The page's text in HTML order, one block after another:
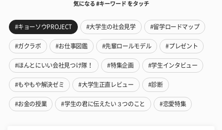
気になる #キーワード をタッチ
#キョーソウPROJECT #大学生の社会見学 #留学ロードマップ
#ガクラボ #お仕事図鑑 #先輩ロールモデル #プレゼント
#ほんとにいい会社見つけ隊！ #特集企画 #学生インタビュー
#もやもや解決ゼミ #大学生正直レビュー #診断
#お金の授業 #学生の君に伝えたい３つのこと #恋愛特集